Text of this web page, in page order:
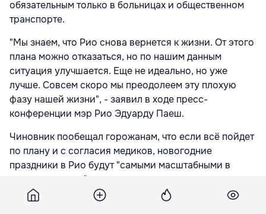
обязательным только в больницах и общественном
транспорте.
"Мы знаем, что Рио снова вернется к жизни. От этого
плана можно отказаться, но по нашим данным
ситуация улучшается. Еще не идеально, но уже
лучше. Совсем скоро мы преодолеем эту плохую
фазу нашей жизни", - заявил в ходе пресс-
конференции мэр Рио Эдуарду Паеш.
Чиновник пообещал горожанам, что если всё пойдет
по плану и с согласия медиков, новогодние
праздники в Рио будут "самыми масштабными в
истории города", и подтвердил намерение в
феврале провести карнавал.